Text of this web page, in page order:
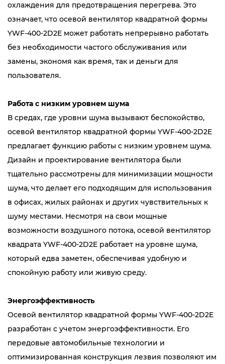
охлаждения для предотвращения перегрева. Это
означает, что осевой вентилятор квадратной формы
YWF-400-2D2E может работать непрерывно работать
без необходимости частого обслуживания или
замены, экономя как время, так и деньги для
пользователя.
Работа с низким уровнем шума
В средах, где уровни шума вызывают беспокойство,
осевой вентилятор квадратной формы YWF-400-2D2E
предлагает функцию работы с низким уровнем шума.
Дизайн и проектирование вентилятора были
тщательно рассмотрены для минимизации мощности
шума, что делает его подходящим для использования
в офисах, жилых районах и других чувствительных к
шуму местами. Несмотря на свои мощные
возможности воздушного потока, осевой вентилятор
квадрата YWF-400-2D2E работает на уровне шума,
который едва заметен, обеспечивая удобную и
спокойную работу или живую среду.
Энергоэффективность
Осевой вентилятор квадратной формы YWF-400-2D2E
разработан с учетом энергоэффективности. Его
передовые автомобильные технологии и
оптимизированная конструкция лезвия позволяют им